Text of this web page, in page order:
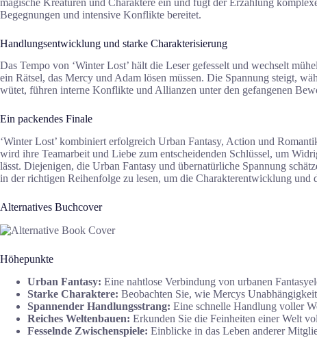
Begegnungen und intensive Konflikte bereitet.
Handlungsentwicklung und starke Charakterisierung
Das Tempo von ‘Winter Lost’ hält die Leser gefesselt und wechselt
ein Rätsel, das Mercy und Adam lösen müssen. Die Spannung steigt,
wütet, führen interne Konflikte und Allianzen unter den gefangenen
Ein packendes Finale
‘Winter Lost’ kombiniert erfolgreich Urban Fantasy, Action und
wird ihre Teamarbeit und Liebe zum entscheidenden Schlüssel, um
lässt. Diejenigen, die Urban Fantasy und übernatürliche Spannung
in der richtigen Reihenfolge zu lesen, um die Charakterentwicklung und
Alternatives Buchcover
Höhepunkte
Urban Fantasy: Eine nahtlose Verbindung von urbanen
Starke Charaktere: Beobachten Sie, wie Mercys
Spannender Handlungsstrang: Eine schnelle Handlung voller
Reiches Weltenbauen: Erkunden Sie die Feinheiten einer Welt
Fesselnde Zwischenspiele: Einblicke in das Leben anderer